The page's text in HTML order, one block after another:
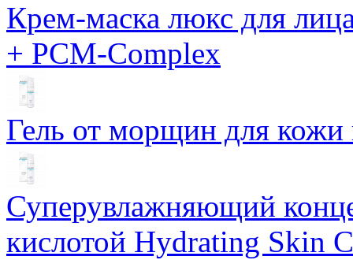
Крем-маска люкс для
+ PCM-Complex
Гель от морщин для кожи
Суперувлажняющий
кислотой Hydrating Skin